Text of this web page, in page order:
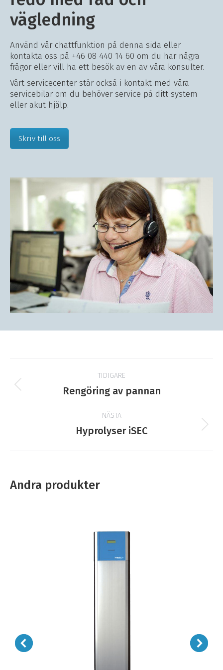
vägledning
Använd vår chattfunktion på denna sida eller
kontakta oss på +46 08 440 14 60 om du har några
frågor eller vill ha ett besök av en av våra konsulter.
Vårt servicecenter står också i kontakt med våra
servicebilar om du behöver service på ditt system
eller akut hjälp.
Skriv till oss
Projektnavigering
TIDIGARE
Tidigare
produkt:
Rengöring av pannan
NÄSTA
Nästa
Hyprolyser iSEC
Andra produkter